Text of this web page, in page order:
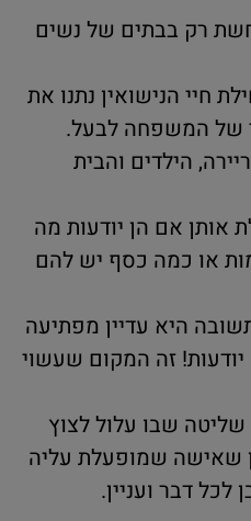
רק בבתים של נשים
חיי הנישואין נתנו את
של המשפחה לבעל.
הילדים והבית
אותן אם הן יודעות מה
או כמה כסף יש להם
היא עדיין מפתיעה
זה המקום שעשוי
שבו עלול לצוץ
שאישה שמופעלת עליה
לכל דבר ועניין.